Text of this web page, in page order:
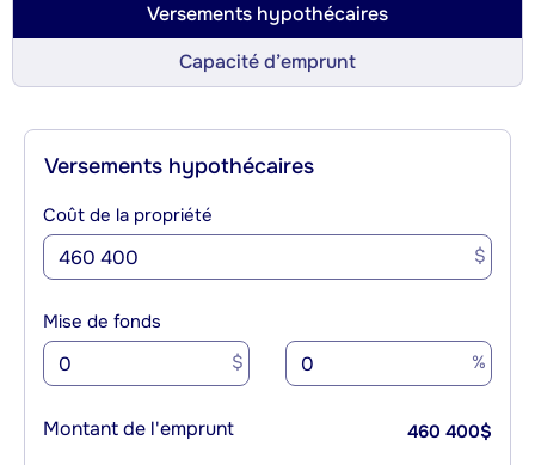
Versements hypothécaires
Capacité d’emprunt
Versements hypothécaires
Coût de la propriété
$
Mise de fonds
$ %
Montant de l'emprunt 460 400$